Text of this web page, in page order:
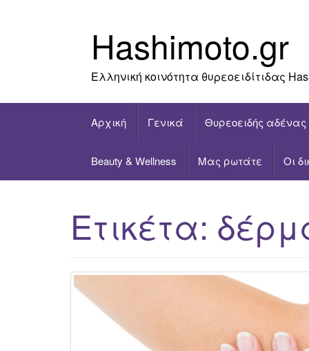
Hashimoto.gr
Ελληνική κοινότητα θυρεοειδίτιδας
Αρχική Γενικά Θυρεοειδής αδένας
Beauty & Wellness Μας ρωτάτε Οι
Ετικέτα: